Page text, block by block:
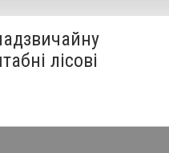
лісові